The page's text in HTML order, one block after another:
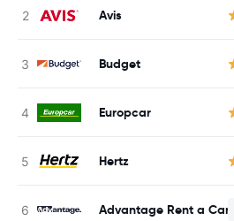
Avis
Budget
Europcar
Hertz
Advantage Rent a Car